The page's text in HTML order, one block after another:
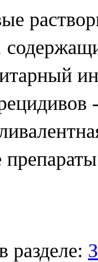
разделе: